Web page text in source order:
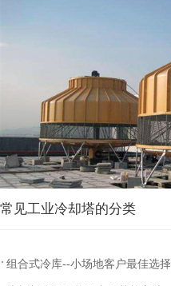
常见工业冷却塔的分类
组合式冷库--小场地客户最佳选择